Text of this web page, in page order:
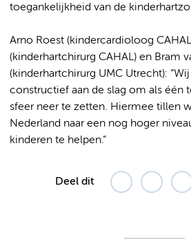
toegankelijkheid van de
Arno Roest (kindercardioloog
(kinderhartchirurg CAHAL) en Bram
(kinderhartchirurg UMC Utrecht):
constructief aan de slag om als één
sfeer neer te zetten. Hiermee tillen
Nederland naar een nog hoger
kinderen te helpen.”
Deel dit